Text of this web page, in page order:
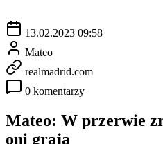
13.02.2023 09:58
Mateo
realmadrid.com
0 komentarzy
Mateo: W przerwie
oni grają